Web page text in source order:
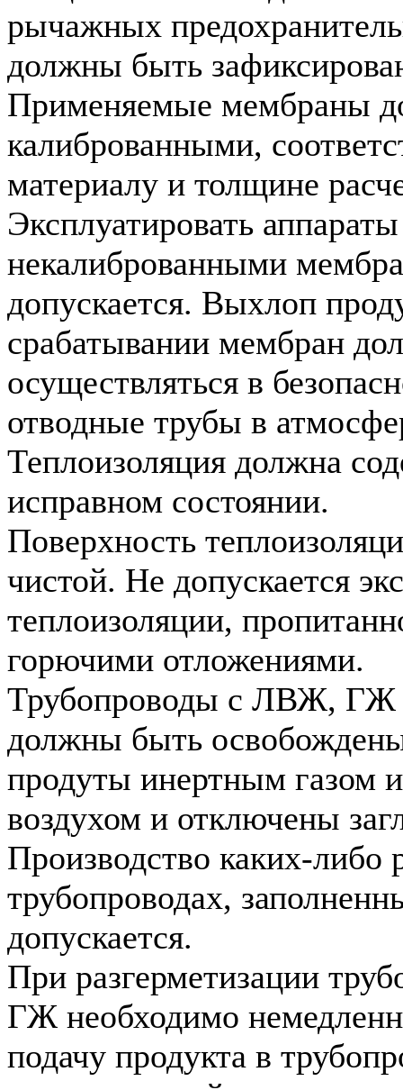
рычажных
должны быть
Применяемые мембраны
калиброванными,
материалу и толщине
Эксплуатировать
некалиброванными
допускается. Выхлоп
срабатывании мембран
осуществляться в
отводные трубы в
Теплоизоляция должна
исправном состоянии.
Поверхность
чистой. Не допускается
теплоизоляции,
горючими отложениями.
Трубопроводы с ЛВЖ, ГЖ
должны быть
продуты инертным газом
воздухом и отключены
Производство каких-либо
трубопроводах,
допускается.
При разгерметизации
ГЖ необходимо
подачу продукта в